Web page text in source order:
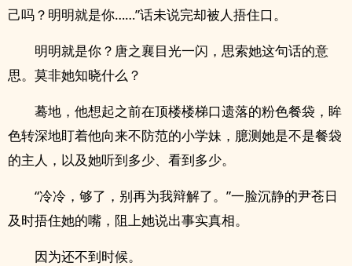
己吗？明明就是你……”话未说完却被人捂住口。
明明就是你？唐之襄目光一闪，思索她这句话的意
思。莫非她知晓什么？
蓦地，他想起之前在顶楼楼梯口遗落的粉色餐袋，眸
色转深地盯着他向来不防范的小学妹，臆测她是不是餐袋
的主人，以及她听到多少、看到多少。
“冷冷，够了，别再为我辩解了。”一脸沉静的尹苍日
及时捂住她的嘴，阻上她说出事实真相。
因为还不到时候。